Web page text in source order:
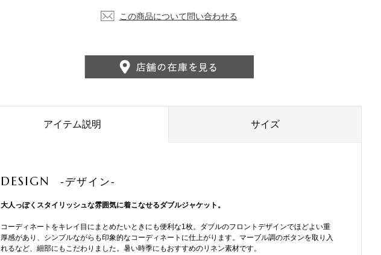
この商品について問い合わせる
アイテム説明 サイズ
DESIGN -デザイン-
大人っぽくスタイリッシュな雰囲気に着こなせるダブルジャケット。
コーディネートをキレイ目にまとめたいときにも便利な1枚。ダブルのフロントデザインでほどよい重
厚感があり、シンプルながらも印象的なコーディネートに仕上がります。マーブル調のボタンを取り入
れるなど、細部にもこだわりました。暑い時季にもおすすめのリネン素材です。